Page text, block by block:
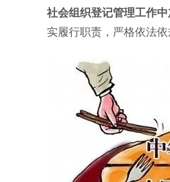
社会组织登记管理工作
实履行职责，严格依法